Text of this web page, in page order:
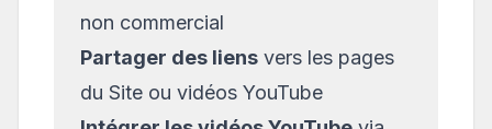
non commercial
Partager des liens vers les pages
du Site ou vidéos YouTube